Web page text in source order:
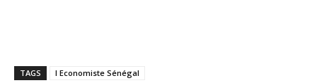
TAGS l Economiste Sénégal